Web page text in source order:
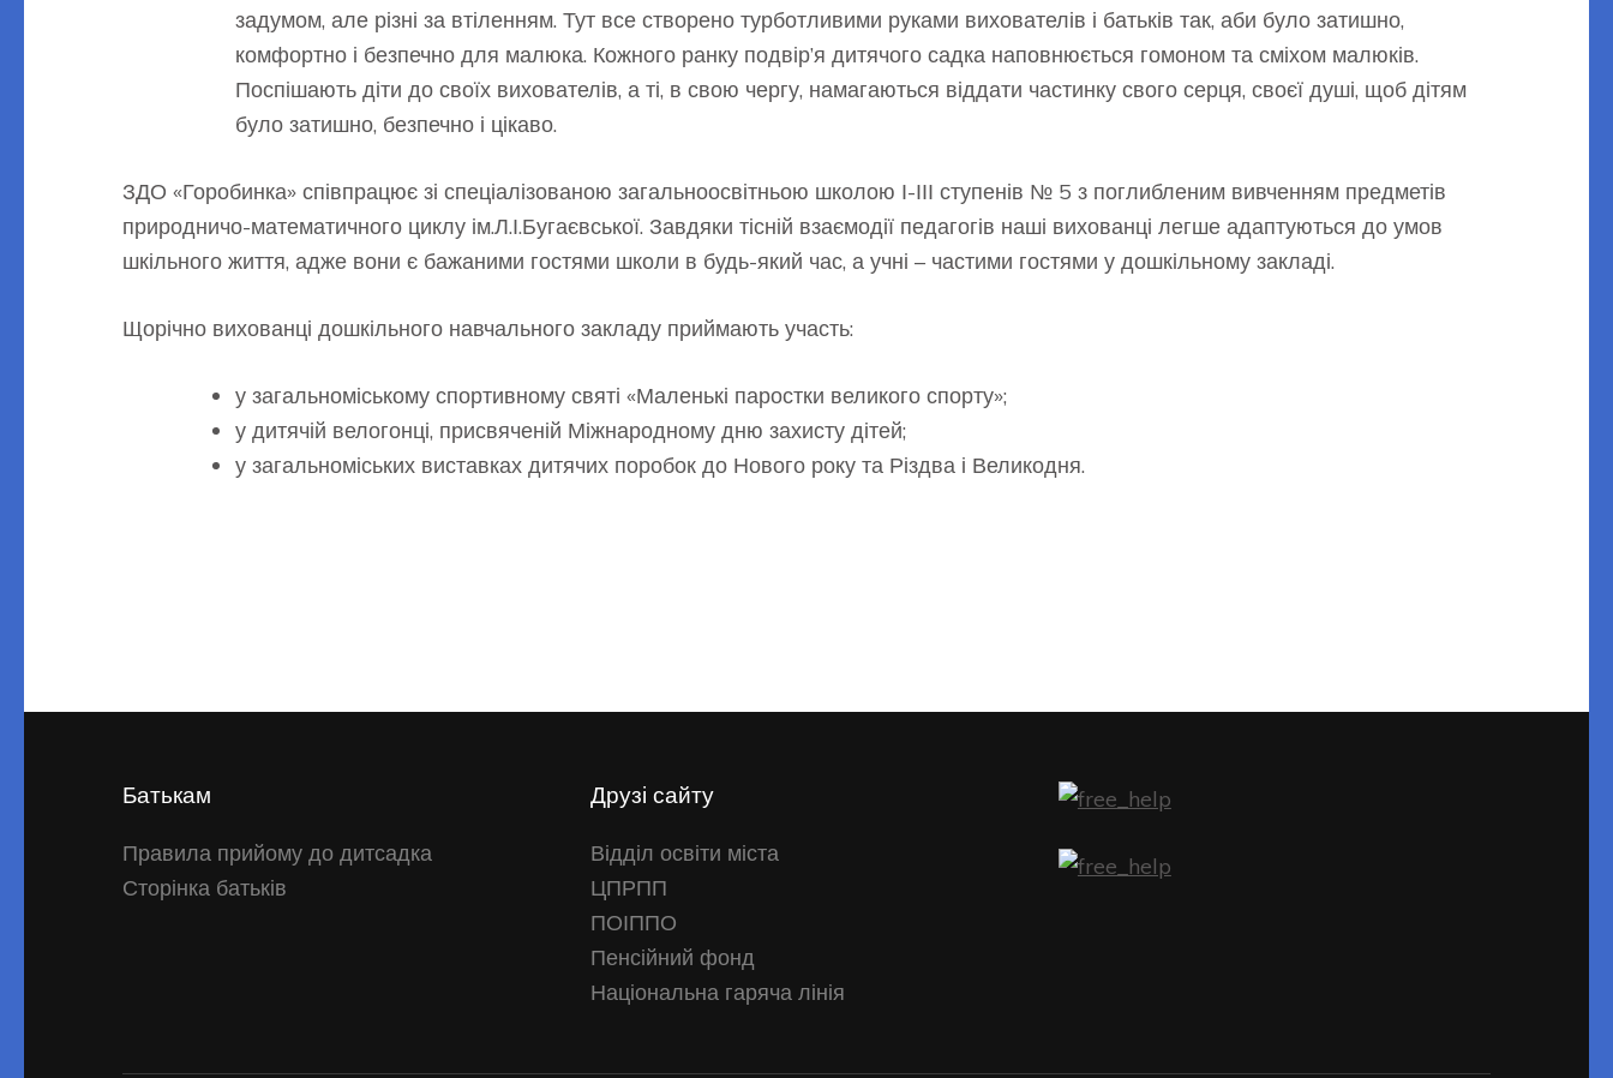
задумом, але різні за втіленням. Тут все створено турботливими руками вихователів і батьків так, аби було затишно,
комфортно і безпечно для малюка. Кожного ранку подвір’я дитячого садка наповнюється гомоном та сміхом малюків.
Поспішають діти до своїх вихователів, а ті, в свою чергу, намагаються віддати частинку свого серця, своєї душі, щоб дітям
було затишно, безпечно і цікаво.
ЗДО «Горобинка» співпрацює зі спеціалізованою загальноосвітньою школою І-ІІІ ступенів № 5 з поглибленим вивченням предметів
природничо-математичного циклу ім.Л.І.Бугаєвської. Завдяки тісній взаємодії педагогів наші вихованці легше адаптуються до умов
шкільного життя, адже вони є бажаними гостями школи в будь-який час, а учні – частими гостями у дошкільному закладі.
Щорічно вихованці дошкільного навчального закладу приймають участь:
у загальноміському спортивному святі «Маленькі паростки великого спорту»;
у дитячій велогонці, присвяченій Міжнародному дню захисту дітей;
у загальноміських виставках дитячих поробок до Нового року та Різдва і Великодня.
Батькам
Правила прийому до дитсадка
Сторінка батьків
Друзі сайту
Відділ освіти міста
ЦПРПП
ПОІППО
Пенсійний фонд
Національна гаряча лінія